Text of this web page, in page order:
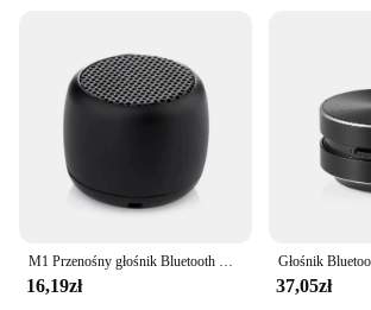
these speakers are designed to meet
your expectations.
M1 Przenośny głośnik Bluetooth Muzyka Stereo Surround Mini USB Zewnętrzny subwoofer Głośnik Odtwarzacz audio Bezprzewodowy głośnik Bluetooth
16,19zł 37,05zł